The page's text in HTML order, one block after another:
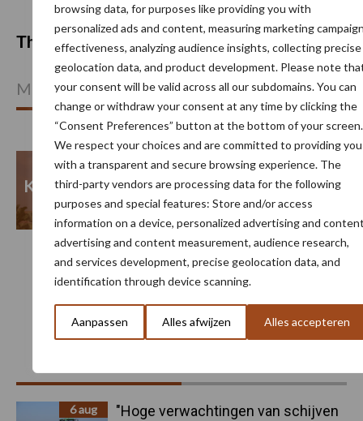
browsing data, for purposes like providing you with
personalized ads and content, measuring marketing
effectiveness, analyzing audience insights, collecting precise
geolocation data, and product development. Please note
your consent will be valid across all our subdomains. You can
change or withdraw your consent at any time by clicking the
“Consent Preferences” button at the bottom of your screen.
We respect your choices and are committed to providing you
with a transparent and secure browsing experience. The
third-party vendors are processing data for the following
purposes and special features: Store and/or access
information on a device, personalized advertising and
advertising and content measurement, audience research,
and services development, precise geolocation data, and
identification through device scanning.
Aanpassen Alles afwijzen Alles accepteren
Sidebar
6 aug
"Hoge verwachtingen van schijven
Themapagina's
Machines Duurzaamheid
Kunstmeststrooier Pootmachine
Toon meer